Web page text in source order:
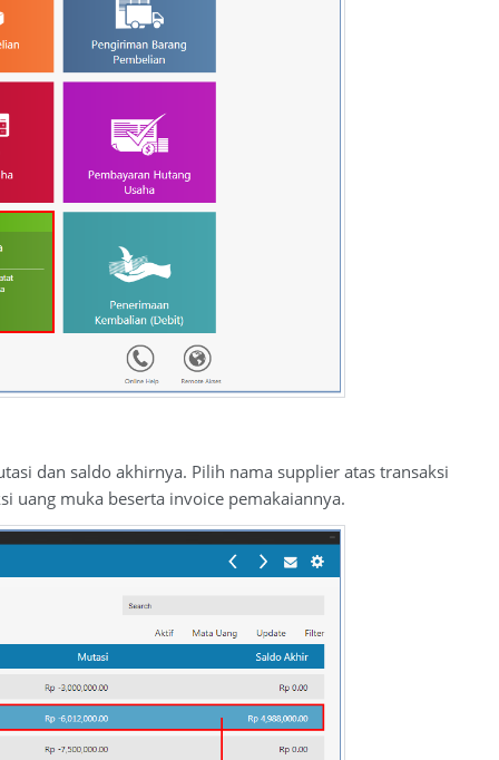
dan saldo akhirnya. Pilih nama supplier atas transaksi
muka beserta invoice pemakaiannya.